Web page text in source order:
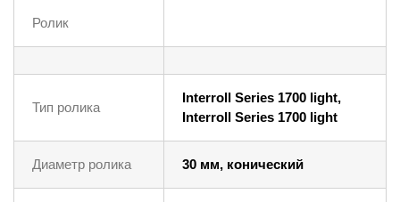
Ролик
Тип ролика
Interroll Series 1700 light,
Interroll Series 1700 light
Диаметр ролика 30 мм, конический